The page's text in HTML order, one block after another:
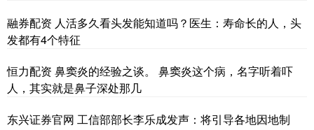
融券配资 人活多久看头发能知道吗？医生：寿命长的人，头
发都有4个特征
恒力配资 鼻窦炎的经验之谈。 鼻窦炎这个病，名字听着吓
人，其实就是鼻子深处那几
东兴证券官网 工信部部长李乐成发声：将引导各地因地制